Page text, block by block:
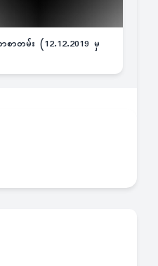
ာတမ်း (12.12.2019 မှ